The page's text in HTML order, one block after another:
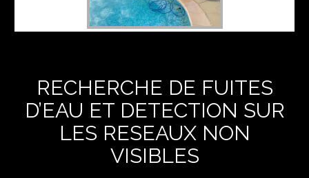
RECHERCHE DE FUITES
D’EAU ET DETECTION SUR
LES RESEAUX NON
VISIBLES